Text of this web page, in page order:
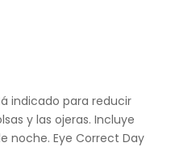
indicado para reducir
y las ojeras. Incluye
noche. Eye Correct Day